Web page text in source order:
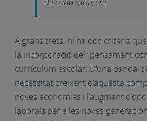
considera el “pensament
computacional” part de la
(Intel·ligència Digital) i
revisió periòdica del seu
per a anar adaptant-la a les
necessitats socials i
¿Quieres recibir nuestro
Nombre y Apellidos*
Correo electrónico*
Idioma*